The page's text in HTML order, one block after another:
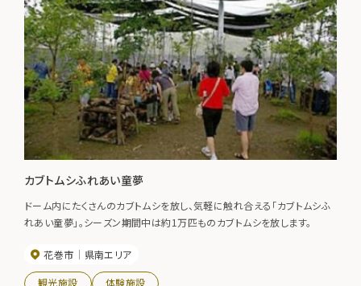
カブトムシふれあい童夢
ドーム内にたくさんのカブトムシを放し、気軽に触れ合える「カブトムシふ
れあい童夢」。シーズン期間中は約1万匹ものカブトムシを放します。
花巻市 県南エリア
観光施設 体験施設